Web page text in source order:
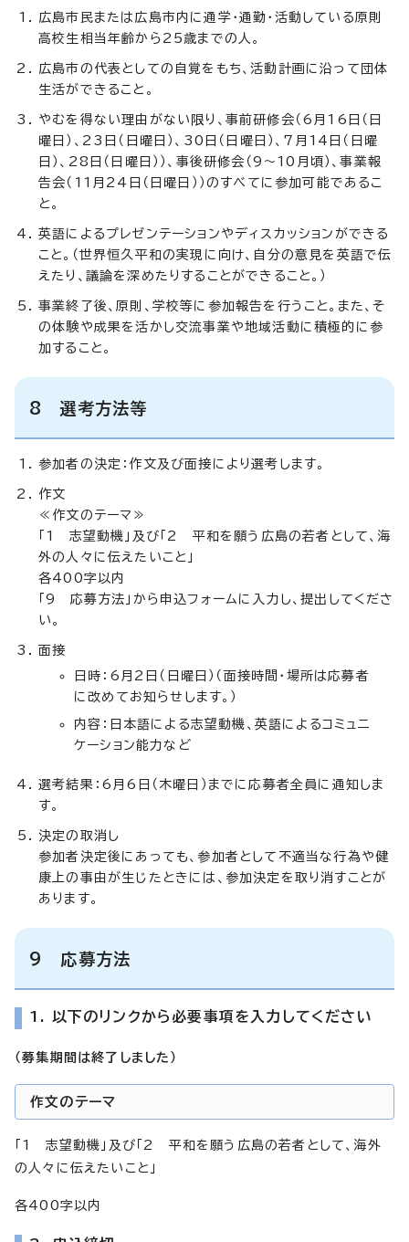
広島市民または広島市内に通学・通勤・活動している原則
高校生相当年齢から25歳までの人。
広島市の代表としての自覚をもち、活動計画に沿って団体
生活ができること。
やむを得ない理由がない限り、事前研修会（6月16日（日
曜日）、23日（日曜日）、30日（日曜日）、7月14日（日曜
日）、28日（日曜日））、事後研修会（9～10月頃）、事業報
告会（11月24日（日曜日））のすべてに参加可能であるこ
と。
英語によるプレゼンテーションやディスカッションができる
こと。（世界恒久平和の実現に向け、自分の意見を英語で伝
えたり、議論を深めたりすることができること。）
事業終了後、原則、学校等に参加報告を行うこと。また、そ
の体験や成果を活かし交流事業や地域活動に積極的に参
加すること。
8 選考方法等
参加者の決定：作文及び面接により選考します。
作文
≪作文のテーマ≫
「1 志望動機」及び「2 平和を願う広島の若者として、海
外の人々に伝えたいこと」
各400字以内
「9 応募方法」から申込フォームに入力し、提出してくださ
い。
面接
日時：6月2日（日曜日）（面接時間・場所は応募者
に改めてお知らせします。）
内容：日本語による志望動機、英語によるコミュニ
ケーション能力など
選考結果：6月6日（木曜日）までに応募者全員に通知しま
す。
決定の取消し
参加者決定後にあっても、参加者として不適当な行為や健
康上の事由が生じたときには、参加決定を取り消すことが
あります。
9 応募方法
1. 以下のリンクから必要事項を入力してください
（募集期間は終了しました）
作文のテーマ
「1 志望動機」及び「2 平和を願う広島の若者として、海外
の人々に伝えたいこと」
各400字以内